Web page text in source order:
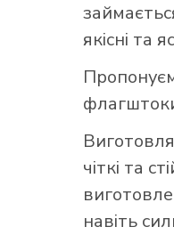
якісні та
чіткі та
навіть